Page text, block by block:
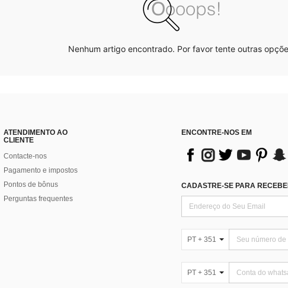
Nenhum artigo encontrado. Por favor tente outras
ATENDIMENTO AO
CLIENTE
Contacte-nos
Pagamento e impostos
Pontos de bônus
Perguntas frequentes
ENCONTRE-NOS EM
CADASTRE-SE PARA
PT + 351
PT + 351